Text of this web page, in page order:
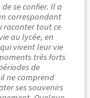
se confier. Il a
correspondant
raconter tout ce
au lycée, en
vivent leur vie
très forts
de
ne comprend
ses souvenirs